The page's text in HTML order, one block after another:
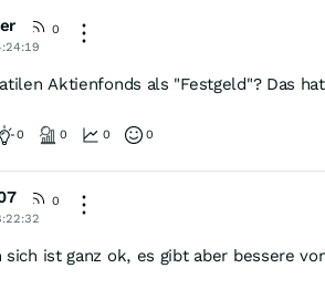
0
Aktienfonds als "Festgeld"? Das
0 0 0 0
0
sich ist ganz ok, es gibt aber bessere